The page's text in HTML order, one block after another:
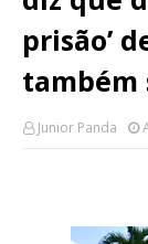
prisão’
também
Junior Panda